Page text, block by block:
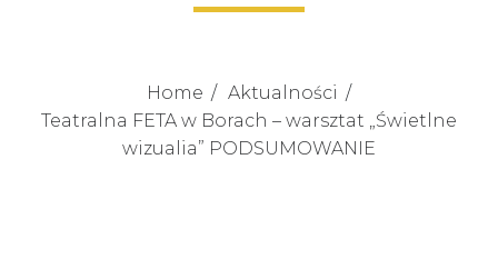
Home
Aktualności
Teatralna FETA w Borach – warsztat „Świetlne
wizualia” PODSUMOWANIE